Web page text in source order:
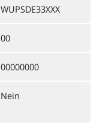
WUPSDE33XXX
00
00000000
Nein